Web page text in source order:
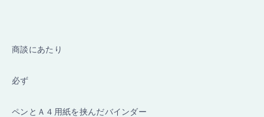
商談にあたり
必ず
ペンとＡ４用紙を挟んだバインダー